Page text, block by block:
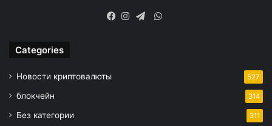
WhatsApp
Categories
Новости криптовалюты 527
блокчейн 314
Без категории 311